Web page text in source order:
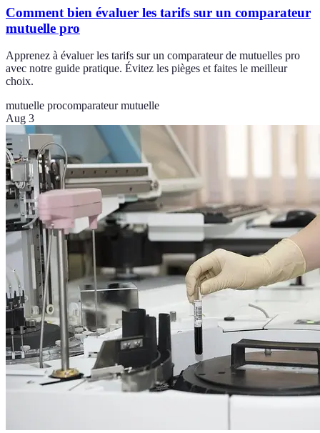
Comment bien évaluer les tarifs sur un comparateur
mutuelle pro
Apprenez à évaluer les tarifs sur un comparateur de mutuelles pro
avec notre guide pratique. Évitez les pièges et faites le meilleur
choix.
mutuelle procomparateur mutuelle
Aug 3